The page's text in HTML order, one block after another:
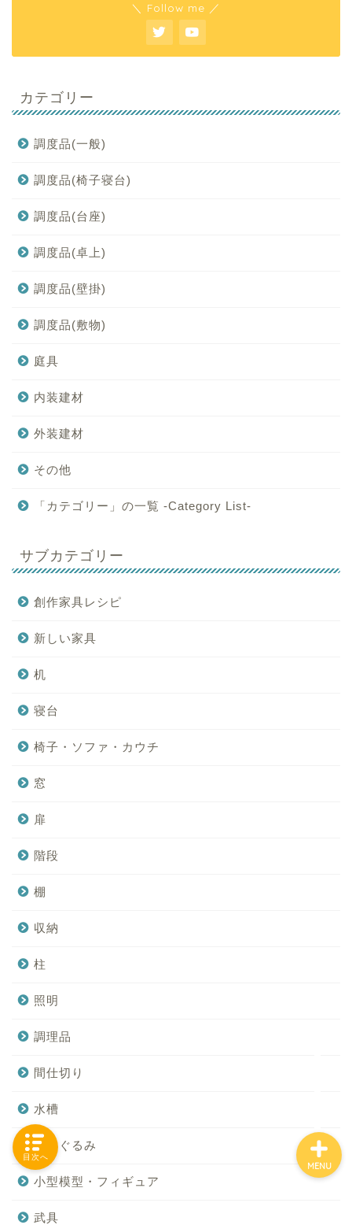
＼ Follow me ／
カテゴリー
調度品(一般)
調度品(椅子寝台)
調度品(台座)
調度品(卓上)
調度品(壁掛)
調度品(敷物)
庭具
内装建材
外装建材
その他
「カテゴリー」の一覧 -Category List-
サブカテゴリー
創作家具レシピ
新しい家具
机
寝台
椅子・ソファ・カウチ
窓
扉
階段
棚
収納
柱
照明
調理品
間仕切り
水槽
ぬいぐるみ
小型模型・フィギュア
武具
MENU
目次へ